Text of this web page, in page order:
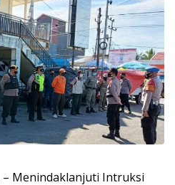
– Menindaklanjuti Intruksi